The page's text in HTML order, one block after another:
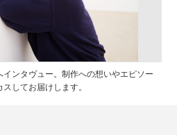
ンタヴュー。制作への想いやエピソー
してお届けします。